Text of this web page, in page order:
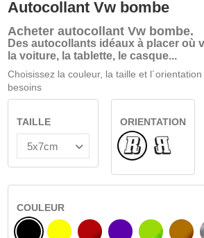
Autocollant Vw bombe
Acheter autocollant Vw bombe.
Des autocollants idéaux à placer où
la voiture, la tablette, le casque...
Choisissez la couleur, la taille et
besoins
TAILLE
ORIENTATION
NormalRenversé
COULEUR
NOIR
JAUNE BOURGOGNE
VIOLET VERT